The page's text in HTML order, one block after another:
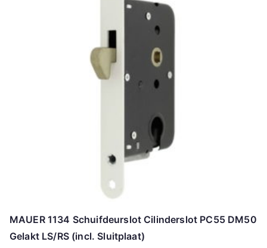
MAUER 1134 Schuifdeurslot Cilinderslot PC55 DM50
Gelakt LS/RS (incl. Sluitplaat)